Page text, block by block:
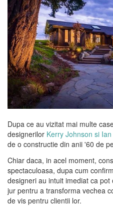
Dupa ce au vizitat mai multe
designerilor Kerry Johnson si
de o constructie din anii '60 de
Chiar daca, in acel moment,
spectaculoasa, dupa cum
designeri au intuit imediat ca
jur pentru a transforma vechea
de vis pentru clientii lor.